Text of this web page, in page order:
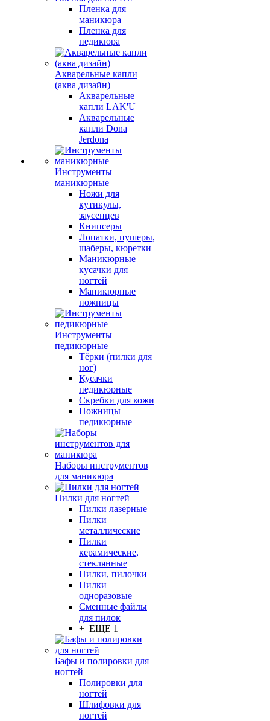
Пленка для
маникюра
Пленка для
педикюра
Акварельные капли
(аква дизайн)
Акварельные
капли LAK'U
Акварельные
капли Dona
Jerdona
Инструменты
маникюрные
Ножи для
кутикулы,
заусенцев
Книпсеры
Лопатки, пушеры,
шаберы, кюретки
Маникюрные
кусачки для
ногтей
Маникюрные
ножницы
Инструменты
педикюрные
Тёрки (пилки для
ног)
Кусачки
педикюрные
Скребки для кожи
Ножницы
педикюрные
Наборы инструментов
для маникюра
Пилки для ногтей
Пилки лазерные
Пилки
металлические
Пилки
керамические,
стеклянные
Пилки, пилочки
Пилки
одноразовые
Сменные файлы
для пилок
+ ЕЩЕ 1
Бафы и полировки для
ногтей
Полировки для
ногтей
Шлифовки для
ногтей